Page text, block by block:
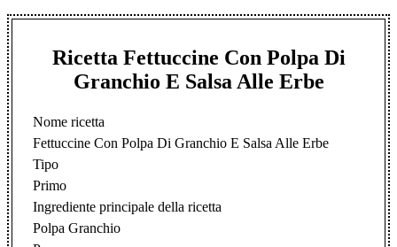
Ricetta Fettuccine Con Polpa Di
Granchio E Salsa Alle Erbe
Nome ricetta
Fettuccine Con Polpa Di Granchio E Salsa Alle Erbe
Tipo
Primo
Ingrediente principale della ricetta
Polpa Granchio